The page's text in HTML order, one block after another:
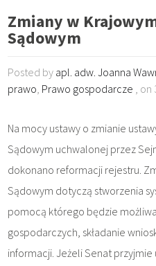
Zmiany w
Sądowym
Posted by apl. adw. Joanna
prawo, Prawo gospodarcze , on
Na mocy ustawy o zmianie
Sądowym uchwalonej przez
dokonano reformacji rejestru.
Sądowym dotyczą stworzenia
pomocą którego będzie
gospodarczych, składanie
informacji. Jeżeli Senat